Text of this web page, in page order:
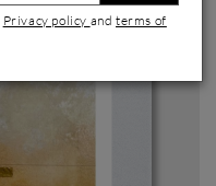
Privacy policy andterms of